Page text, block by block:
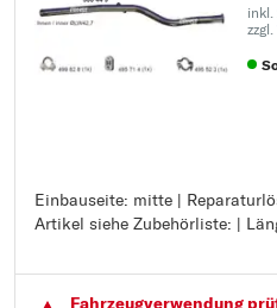
inkl.
zzgl.
Einbauseite: mitte |
Artikel siehe Zubehörliste: |
Einbauseite: mitte
Reparaturlösung:
Länge [mm]: 1.490
Fahrzeugver­wendung